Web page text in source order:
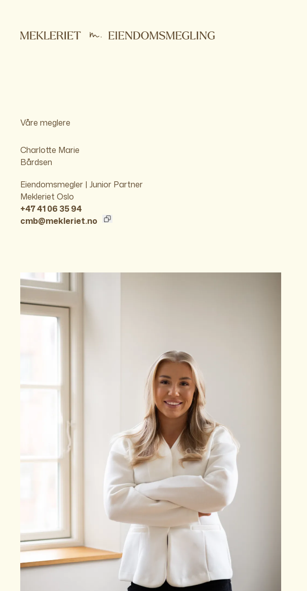
Våre meglere
Charlotte Marie
Bårdsen
Eiendomsmegler | Junior Partner
Mekleriet Oslo
+47 41 06 35 94
cmb@mekleriet.no